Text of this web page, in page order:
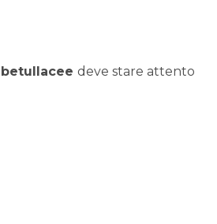
betullacee deve stare attento